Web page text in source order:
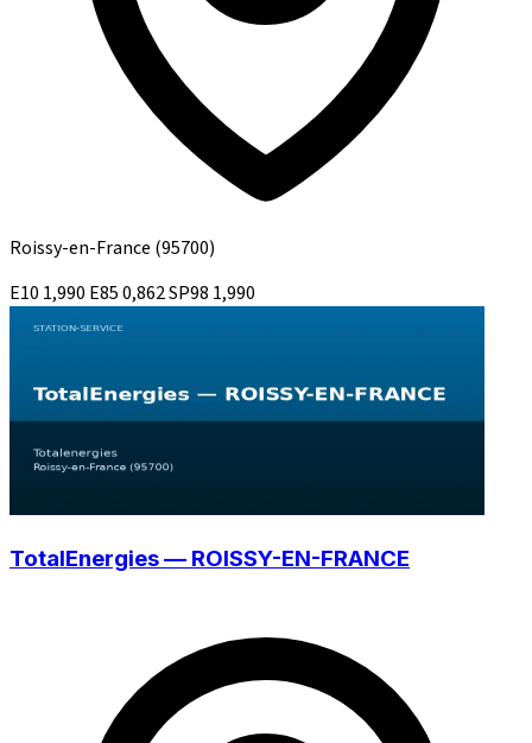
Roissy-en-France (95700)
E10 1,990 E850,862SP98 1,990
TotalEnergies — ROISSY-EN-FRANCE